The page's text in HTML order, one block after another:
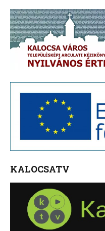
KALOCSATV